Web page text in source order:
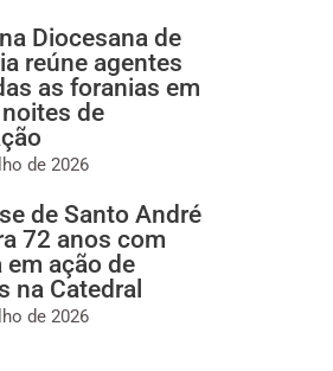
Diocesana de
reúne agentes
as foranias em
de
de 2026
de Santo André
72 anos com
em ação de
na Catedral
de 2026